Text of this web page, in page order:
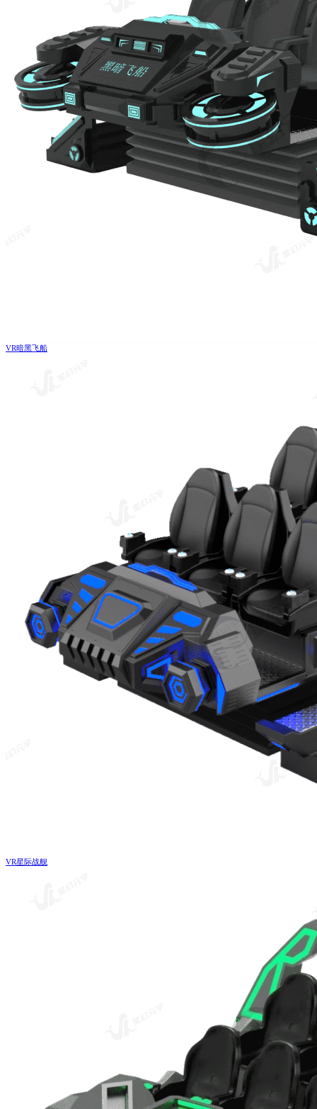
VR暗黑飞船
VR星际战舰